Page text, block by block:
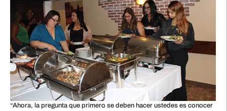
“Ahora, la pregunta que primero se deben hacer ustedes es conocer